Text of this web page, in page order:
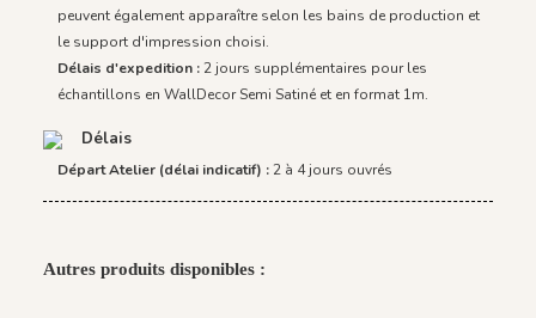
peuvent également apparaître selon les bains de production et
le support d'impression choisi.
Délais d'expedition :2 jours supplémentaires pour les
échantillons en WallDecor Semi Satiné et en format 1m.
Délais
Départ Atelier (délai indicatif) :2 à 4 jours ouvrés
Autres produits disponibles :